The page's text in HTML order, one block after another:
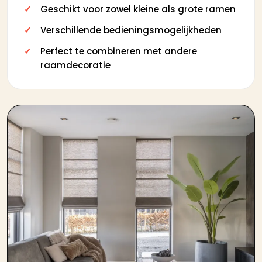
Geschikt voor zowel kleine als grote ramen
Verschillende bedieningsmogelijkheden
Perfect te combineren met andere
raamdecoratie